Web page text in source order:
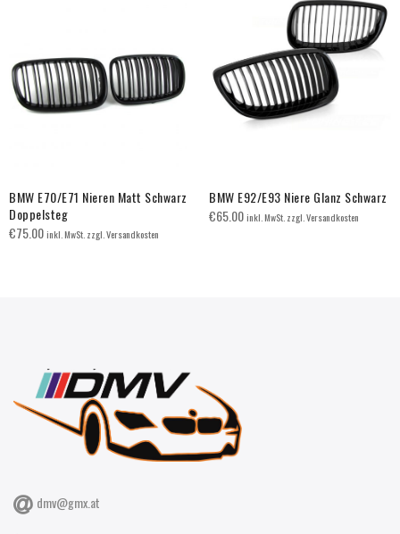
BMW E70/E71 Nieren Matt Schwarz
Doppelsteg
€75.00inkl. MwSt. zzgl. Versandkosten
BMW E92/E93 Niere Glanz Schwarz
€65.00inkl. MwSt. zzgl. Versandkosten
dmv@gmx.at